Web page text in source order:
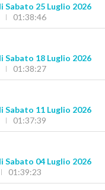
Sabato 25 Luglio 2026
01:38:46
Sabato 18 Luglio 2026
01:38:27
Sabato 11 Luglio 2026
01:37:39
Sabato 04 Luglio 2026
01:39:23